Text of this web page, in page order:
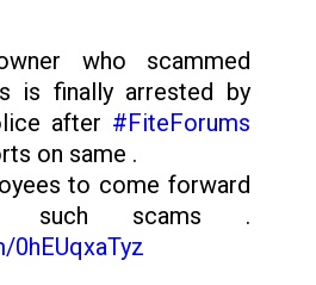
who scammed
is finally arrested by
after #FiteForums
on same .
to come forward
such scams .